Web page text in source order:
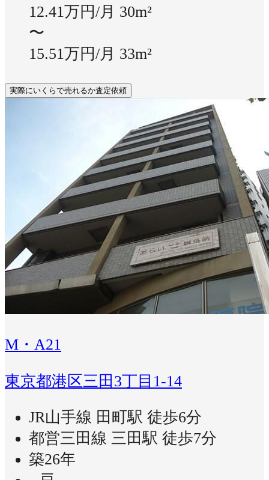
12.41万円/月 30m²
〜
15.51万円/月 33m²
実際にいくらで売れるか査定依頼
M・A21
東京都港区三田3丁目1-14
JR山手線 田町駅 徒歩6分
都営三田線 三田駅 徒歩7分
築26年